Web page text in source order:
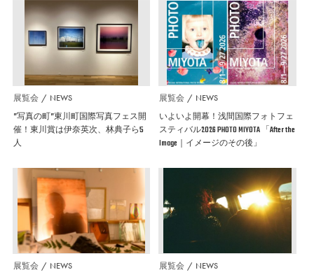
展覧会 NEWS
”写真の町”東川町国際写真フェス開
催！東川賞は伊奈英次、林典子ら5
人
展覧会 NEWS
いよいよ開幕！浅間国際フォトフェ
スティバル2026 PHOTO MIYOTA 「After the
Image｜イメージのその後」
展覧会 NEWS 展覧会 NEWS